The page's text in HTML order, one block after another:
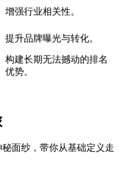
增强行业相关性。
提升品牌曝光与转化。
构建长期无法撼动的排名
优势。
面纱，带你从基础定义走